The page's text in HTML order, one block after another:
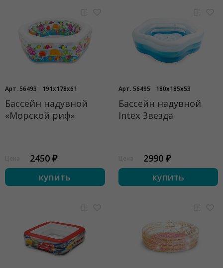
Арт. 56493 191x178x61
Бассейн надувной
«Морской риф»
2450 ₽
купить
Арт. 56495 180x185x53
Бассейн надувной
Intex Звезда
2990 ₽
купить